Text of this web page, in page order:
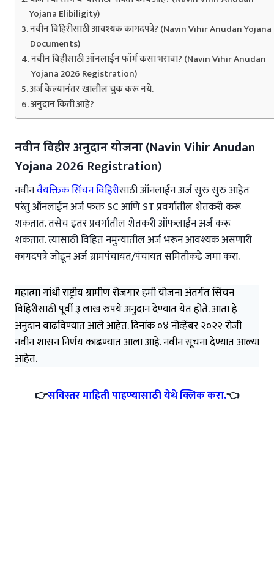
Yojana Elibiligity)
नवीन विहिरीसाठी आवश्यक कागदपत्रे? (Navin Vihir Anudan Yojana
Documents)
नवीन विहीसाठी ऑनलाईन फॉर्म कसा भरावा? (Navin Vihir Anudan
Yojana 2026 Registration)
अर्ज केल्यानंतर खालील चुक करू नये.
अनुदान किती आहे?
नवीन विहीर अनुदान योजना (Navin Vihir Anudan
Yojana 2026 Registration)
नवीनवैयक्तिक सिंचन विहिरीसाठी ऑनलाईन अर्ज सुरु सुरु आहेत
परंतु ऑनलाईन अर्ज फक्त SC आणि ST प्रवर्गातील शेतकरी करू
शकतात. तसेच इतर प्रवर्गातील शेतकरी ऑफलाईन अर्ज करू
शकतात. त्यासाठी विहित नमुन्यातील अर्ज भरून आवश्यक असणारी
कागदपत्रे जोडून अर्ज ग्रामपंचायत/पंचायत समितीकडे जमा करा.
महात्मा गांधी राष्ट्रीय ग्रामीण रोजगार हमी योजना अंतर्गत सिंचन
विहिरीसाठी पूर्वी ३ लाख रुपये अनुदान देण्यात येत होते. आता हे
अनुदान वाढविण्यात आले आहेत. दिनांक ०४ नोव्हेंबर २०२२ रोजी
नवीन शासन निर्णय काढण्यात आला आहे. नवीन सूचना देण्यात आल्या
आहेत.
👉सविस्तर माहिती पाहण्यासाठी येथे क्लिक करा.👈